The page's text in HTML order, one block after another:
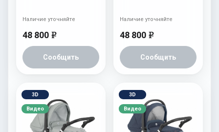
48 800 e
Сообщить
Наличие уточняйте
48 800 e
Сообщить
Наличие уточняйте
3D
Видео
3D
Видео